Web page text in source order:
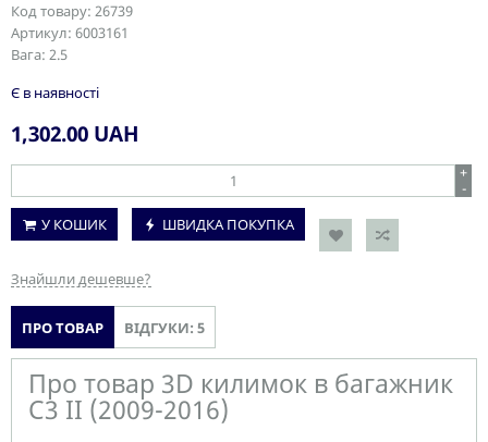
Код товару: 26739
Артикул: 6003161
Вага: 2.5
Є в наявності
1,302.00 UAH
+
-
У КОШИК
ШВИДКА ПОКУПКА
Знайшли дешевше?
ПРО ТОВАР ВІДГУКИ: 5
Про товар 3D килимок в багажник
C3 II (2009-2016)